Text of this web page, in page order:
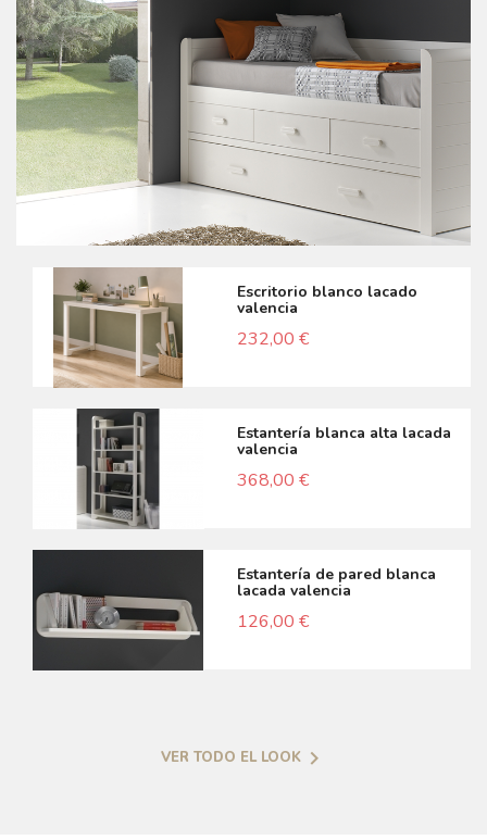
escritorio blanco lacado
valencia
232,00 €
estantería blanca alta lacada
valencia
368,00 €
estantería de pared blanca
lacada valencia
126,00 €
VER TODO EL LOOK